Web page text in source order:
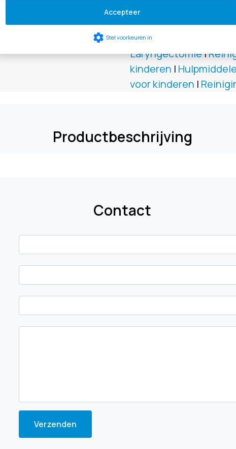
100 stuks
LCH
gaaskompressen
Laryngectomie|
kinderen |
voor kinderen |
Productbeschrijving
Contact
Verzenden
Accepteer
settings Stel voorkeuren in